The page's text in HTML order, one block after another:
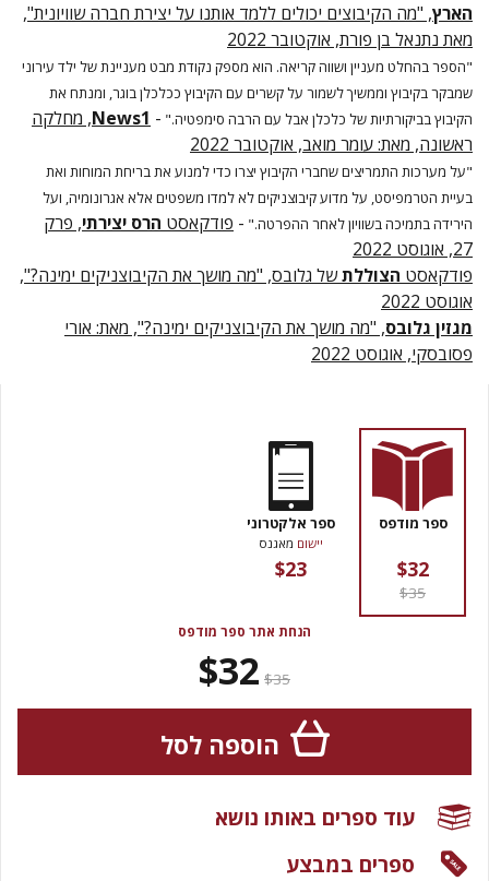
הארץ, "מה הקיבוצים יכולים ללמד אותנו על יצירת חברה שוויונית",
מאת נתנאל בן פורת, אוקטובר 2022
"הספר בהחלט מעניין ושווה קריאה. הוא מספק נקודת מבט מעניינת של ילד עירוני
שמבקר בקיבוץ וממשיך לשמור על קשרים עם הקיבוץ ככלכלן בוגר, ומנתח את
הקיבוץ בביקורתיות של כלכלן אבל עם הרבה סימפטיה." -
News1, מחלקה
ראשונה, מאת: עומר מואב, אוקטובר 2022
"על מערכות התמריצים שחברי הקיבוץ יצרו כדי למנוע את בריחת המוחות ואת
בעיית הטרמפיסט, על מדוע קיבוצניקים לא למדו משפטים אלא אגרונומיה, ועל
הירידה בתמיכה בשוויון לאחר ההפרטה." - פודקאסט הרס יצירתי, פרק
27, אוגוסט 2022
פודקאסט הצוללתשל גלובס, "מה מושך את הקיבוצניקים ימינה?",
אוגוסט 2022
מגזין גלובס, "מה מושך את הקיבוצניקים ימינה?", מאת: אורי
פסובסקי, אוגוסט 2022
ספר מודפס
$32
$35
ספר אלקטרוני
יישום מאגנס
$23
הנחת אתר ספר מודפס
$35
$32
הוספה לסל
עוד ספרים באותו נושא
ספרים במבצע